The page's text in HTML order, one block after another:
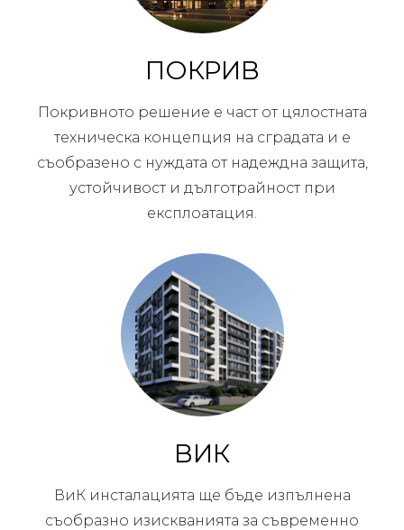
ПОКРИВ
Покривното решение е част от цялостната
техническа концепция на сградата и е
съобразено с нуждата от надеждна защита,
устойчивост и дълготрайност при
експлоатация.
ВИК
ВиК инсталацията ще бъде изпълнена
съобразно изискванията за съвременно